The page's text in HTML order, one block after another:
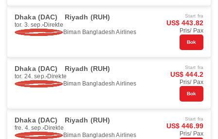
Dhaka (DAC) Riyadh (RUH)
tor. 3. sep. Direkte
Biman Bangladesh Airlines
Start fra
US$ 443.82
Pris/ Pax
Bok
Dhaka (DAC) Riyadh (RUH)
tor. 24. sep. Direkte
Biman Bangladesh Airlines
Start fra
US$ 444.2
Pris/ Pax
Bok
Dhaka (DAC) Riyadh (RUH)
fre. 4. sep. Direkte
Biman Bangladesh Airlines
Start fra
US$ 446.99
Pris/ Pax